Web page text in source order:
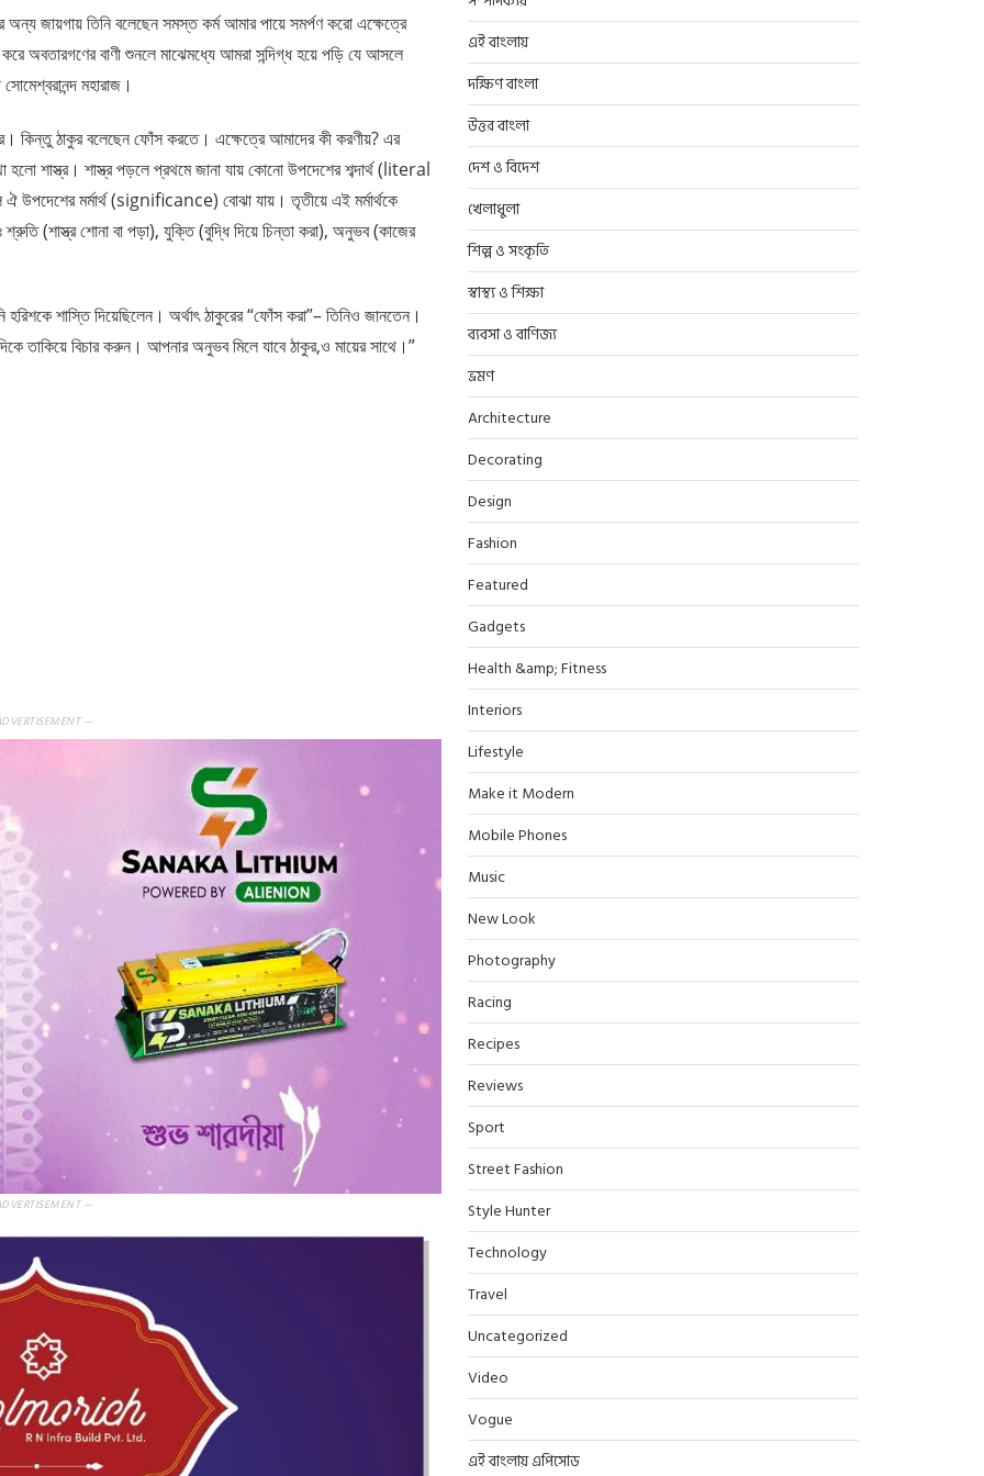
জায়গায় তিনি বলেছেন সমস্ত কর্ম আমার পায়ে সমর্পণ করো এক্ষেত্রে
অবতারগণের বাণী শুনলে মাঝেমধ্যে আমরা সন্দিগ্ধ হয়ে পড়ি যে আসলে
মহারাজ।
ঠাকুর বলেছেন ফোঁস করতে। এক্ষেত্রে আমাদের কী করণীয়? এর
হলো শাস্ত্র। শাস্ত্র পড়লে প্রথমে জানা যায় কোনো উপদেশের শব্দার্থ (literal
মর্মার্থ (significance) বোঝা যায়। তৃতীয়ে এই মর্মার্থকে
(শাস্ত্র শোনা বা পড়া), যুক্তি (বুদ্ধি দিয়ে চিন্তা করা), অনুভব (কাজের
শাস্তি দিয়েছিলেন। অর্থাৎ ঠাকুরের “ফোঁস করা”– তিনিও জানতেন।
তাকিয়ে বিচার করুন। আপনার অনুভব মিলে যাবে ঠাকুর,ও মায়ের সাথে।”
—
—
এই বাংলায়
দক্ষিণ বাংলা
উত্তর বাংলা
দেশ ও বিদেশ
খেলাধুলা
শিল্প ও সংকৃতি
স্বাস্থ্য ও শিক্ষা
ব্যবসা ও বাণিজ্য
ভ্রমণ
Architecture
Decorating
Design
Fashion
Featured
Gadgets
Health &amp; Fitness
Interiors
Lifestyle
Make it Modern
Mobile Phones
Music
New Look
Photography
Racing
Recipes
Reviews
Sport
Street Fashion
Style Hunter
Technology
Travel
Uncategorized
Video
Vogue
এই বাংলায় এপিসোড